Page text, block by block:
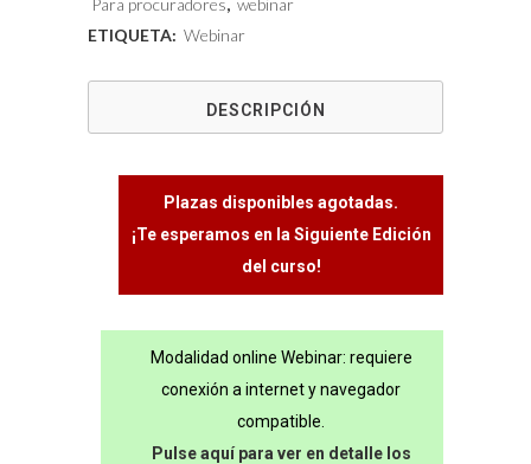
Para procuradores, webinar
ETIQUETA: Webinar
DESCRIPCIÓN
Plazas disponibles agotadas.
¡Te esperamos en la Siguiente Edición
del curso!
Modalidad online Webinar: requiere
conexión a internet y navegador
compatible.
Pulse aquí para ver en detalle los